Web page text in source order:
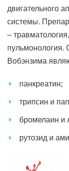
двигательного
системы.
–
Вобэнзима
панкреатин;
трипсин и
бромелаин и
рутозид и